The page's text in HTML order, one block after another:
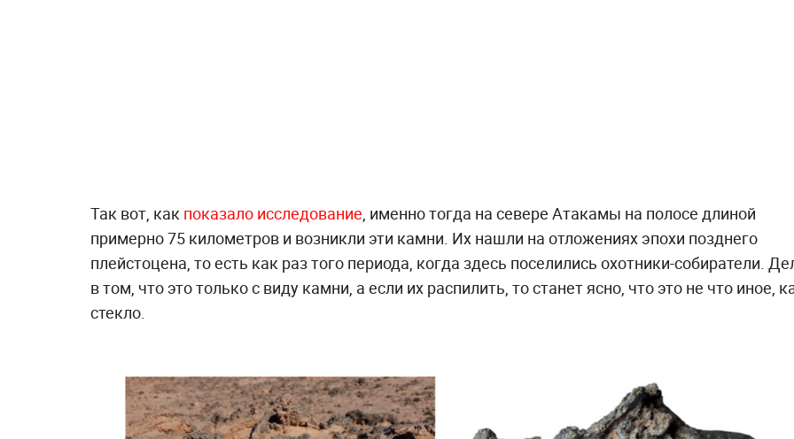
Так вот, как показало исследование , именно тогда на севере Атакамы на полосе длиной
примерно 75 километров и возникли эти камни. Их нашли на отложениях эпохи позднего
плейстоцена, то есть как раз того периода, когда здесь поселились охотники-собиратели.
в том, что это только с виду камни, а если их распилить, то станет ясно, что это не что иное,
стекло.